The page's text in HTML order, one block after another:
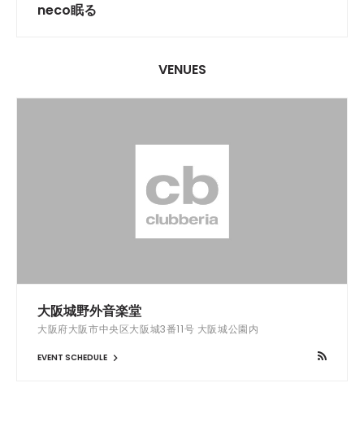
neco眠る
VENUES
大阪城野外音楽堂
大阪府大阪市中央区大阪城3番11号 大阪城公園内
EVENT SCHEDULE